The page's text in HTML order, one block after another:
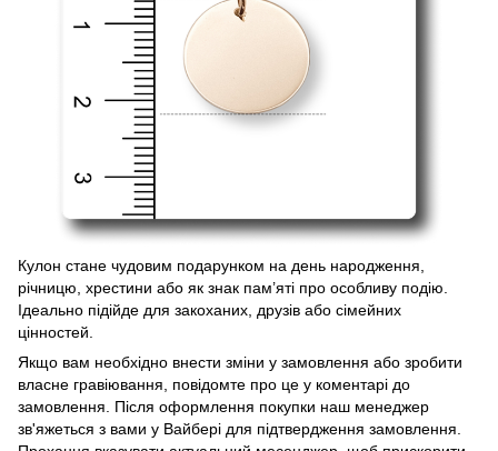
Кулон стане чудовим подарунком на день народження,
річницю, хрестини або як знак пам’яті про особливу подію.
Ідеально підійде для закоханих, друзів або сімейних
цінностей.
Якщо вам необхідно внести зміни у замовлення або зробити
власне гравіювання, повідомте про це у коментарі до
замовлення. Після оформлення покупки наш менеджер
зв'яжеться з вами у Вайбері для підтвердження замовлення.